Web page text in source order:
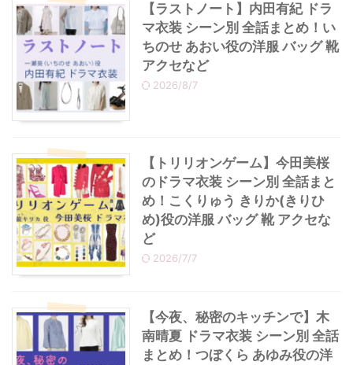
・多部未華子
・広瀬すず
・あのクズ
・無能の鷹
・若草物語
・ライオンの隠れ家
・サイレント
・ 腕時計
【ラストノート】内田有紀 ドラ
マ衣装 シーン別 全話まとめ！い
ちのせ あおい役の洋服 バッグ 靴
アクセなど
2026/8/7
【トリリオンゲーム】今田美桜
のドラマ衣装 シーン別 全話まと
め！こくりゅう きりか(きりひ
め)役の洋服 バッグ 靴 アクセな
ど
2026/7/7
【今夜、秘密のキッチンで】木
南晴夏 ドラマ衣装 シーン別 全話
まとめ！つぼくら あゆみ役の洋